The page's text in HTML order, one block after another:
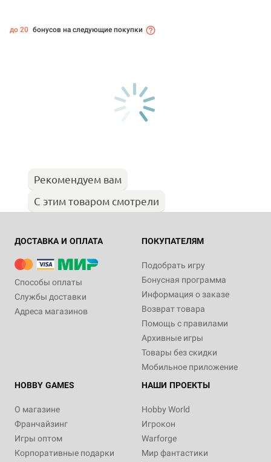
до 20 бонусов на следующие покупки
Рекомендуем вам
С этим товаром смотрели
ДОСТАВКА И ОПЛАТА
Способы оплаты
Службы доставки
Адреса магазинов
ПОКУПАТЕЛЯМ
Подобрать игру
Бонусная программа
Информация о заказе
Возврат товара
Помощь с правилами
Архивные игры
Товары без скидки
Мобильное приложение
HOBBY GAMES
О магазине
Франчайзинг
Игры оптом
Корпоративные подарки
НАШИ ПРОЕКТЫ
Hobby World
Игрокон
Warforge
Мир фантастики